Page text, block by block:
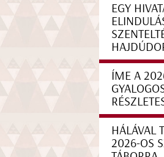
EGY
ÍME A
HÁLÁVAL
2026-OS